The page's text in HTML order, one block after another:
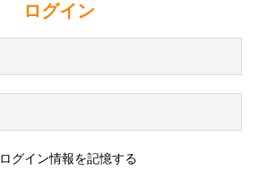
ログイン
ログイン情報を記憶する